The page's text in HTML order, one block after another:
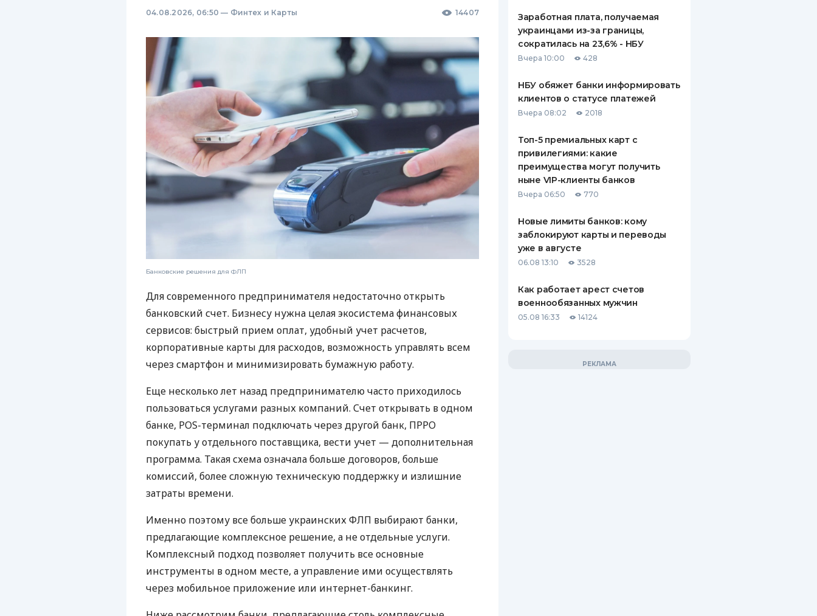
04.08.2026, 06:50 — Финтех и Карты 14407
Банковские решения для ФЛП
Для современного предпринимателя недостаточно открыть
банковский счет. Бизнесу нужна целая экосистема финансовых
сервисов: быстрый прием оплат, удобный учет расчетов,
корпоративные карты для расходов, возможность управлять всем
через смартфон и минимизировать бумажную работу.
Еще несколько лет назад предпринимателю часто приходилось
пользоваться услугами разных компаний. Счет открывать в одном
банке, POS-терминал подключать через другой банк, ПРРО
покупать у отдельного поставщика, вести учет — дополнительная
программа. Такая схема означала больше договоров, больше
комиссий, более сложную техническую поддержку и излишние
затраты времени.
Именно поэтому все больше украинских ФЛП выбирают банки,
предлагающие комплексное решение, а не отдельные услуги.
Комплексный подход позволяет получить все основные
инструменты в одном месте, а управление ими осуществлять
через мобильное приложение или интернет-банкинг.
Заработная плата, получаемая
украинцами из-за границы,
сократилась на 23,6% - НБУ
Вчера 10:00 428
НБУ обяжет банки информировать
клиентов о статусе платежей
Вчера 08:02 2018
Топ-5 премиальных карт с
привилегиями: какие
преимущества могут получить
ныне VIP-клиенты банков
Вчера 06:50 770
Новые лимиты банков: кому
заблокируют карты и переводы
уже в августе
06.08 13:10 3528
Как работает арест счетов
военнообязанных мужчин
05.08 16:33 14124